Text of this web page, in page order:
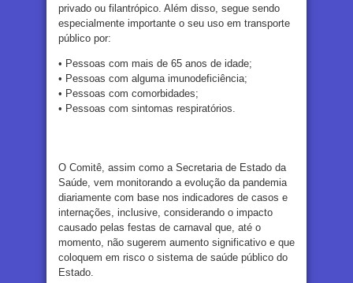
privado ou filantrópico. Além disso, segue sendo
especialmente importante o seu uso em transporte
público por:
• Pessoas com mais de 65 anos de idade;
• Pessoas com alguma imunodeficiência;
• Pessoas com comorbidades;
• Pessoas com sintomas respiratórios.
O Comitê, assim como a Secretaria de Estado da
Saúde, vem monitorando a evolução da pandemia
diariamente com base nos indicadores de casos e
internações, inclusive, considerando o impacto
causado pelas festas de carnaval que, até o
momento, não sugerem aumento significativo e que
coloquem em risco o sistema de saúde público do
Estado.